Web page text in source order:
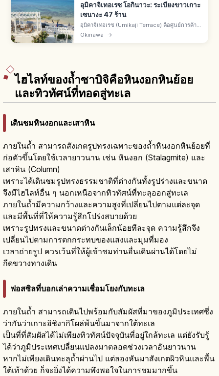
อุมิคาจิเทอเรซ โอกินาวะ: ระเบียงขาวเกาะ
เซนางะ 47 ร้าน
อุมิคาจิเทอเรซ (Umikaji Terrace) คือศูนย์การค้า
แนวรีสอร์ตบนเกาะเซนางะ เมืองโทมิกุสึคุ จ.โอกินา
Okinawa →
ไฮไลท์ของถ้ำซาบิจิคือหินงอกหินย้อย
และทิวทัศน์ที่ทอดสู่ทะเล
เดินชมหินงอกและเสาหิน
ภายในถ้ำ สามารถสังเกตรูปทรงเฉพาะของถ้ำหินงอกหินย้อยที่
ก่อตัวขึ้นโดยใช้เวลายาวนาน เช่น หินงอก (Stalagmite) และ
เสาหิน (Column)
เพราะได้เดินชมรูปทรงธรรมชาติที่ต่างกันทั้งรูปร่างและขนาด
จึงมีไฮไลท์อื่น ๆ นอกเหนือจากทิวทัศน์ที่ทะลุออกสู่ทะเล
ภายในถ้ำมีความกว้างและความสูงที่เปลี่ยนไปตามแต่ละจุด
และมีพื้นที่ที่ให้ความรู้สึกโปร่งสบายด้วย
เพราะรูปทรงและขนาดต่างกันเล็กน้อยทีละจุด ความรู้สึกจึง
เปลี่ยนไปตามการตกกระทบของแสงและมุมที่มอง
เวลาถ่ายรูป ควรเว้นที่ให้ผู้เข้าชมท่านอื่นเดินผ่านได้โดยไม่
กีดขวางทางเดิน
ฟอสซิลที่บอกเล่าความเชื่อมโยงกับทะเล
ภายในถ้ำ สามารถเดินไปพร้อมกับสัมผัสที่มาของภูมิประเทศซึ่ง
ว่ากันว่าเกาะอิชิงากิโผล่พ้นขึ้นมาจากใต้ทะเล
เป็นที่ที่สัมผัสได้ไม่เพียงทิวทัศน์ปัจจุบันที่อยู่ใกล้ทะเล แต่ยังรับรู้
ได้ว่าภูมิประเทศเปลี่ยนแปลงมาตลอดช่วงเวลาอันยาวนาน
หากไม่เพียงเดินทะลุถ้ำผ่านไป แต่ลองหันมาสังเกตผิวหินและพื้น
ใต้เท้าด้วย ก็จะยิ่งได้ความพึงพอใจในการชมมากขึ้น